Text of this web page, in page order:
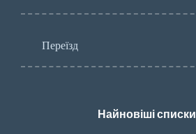
Переїзд
Найновіші списки